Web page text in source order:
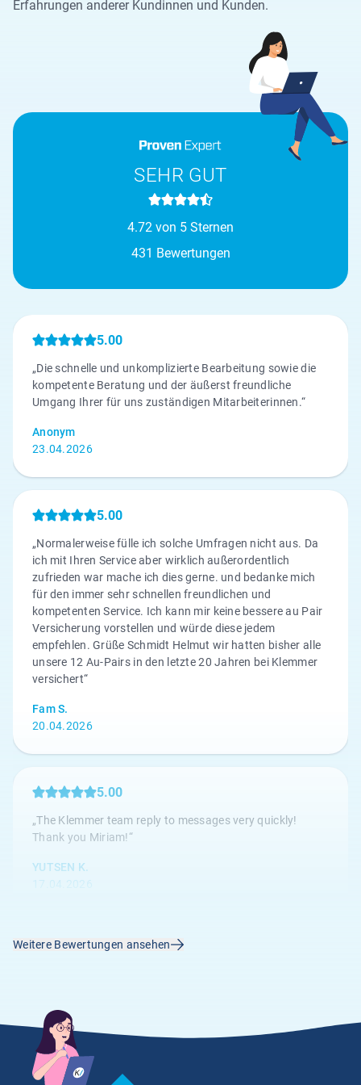
Erfahrungen anderer Kundinnen und Kunden.
SEHR GUT
4.72 von 5 Sternen
431 Bewertungen
5.00
„Die schnelle und unkomplizierte Bearbeitung sowie die
kompetente Beratung und der äußerst freundliche
Umgang Ihrer für uns zuständigen Mitarbeiterinnen.“
Anonym
23.04.2026
5.00
„Normalerweise fülle ich solche Umfragen nicht aus. Da
ich mit Ihren Service aber wirklich außerordentlich
zufrieden war mache ich dies gerne. und bedanke mich
für den immer sehr schnellen freundlichen und
kompetenten Service. Ich kann mir keine bessere au Pair
Versicherung vorstellen und würde diese jedem
empfehlen. Grüße Schmidt Helmut wir hatten bisher alle
unsere 12 Au-Pairs in den letzte 20 Jahren bei Klemmer
versichert“
Fam S.
20.04.2026
5.00
„The Klemmer team reply to messages very quickly!
Thank you Miriam!“
YUTSEN K.
17.04.2026
4.67
Anonym
14.04.2026
Weitere Bewertungen ansehen